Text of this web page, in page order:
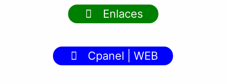
Enlaces
Cpanel | WEB